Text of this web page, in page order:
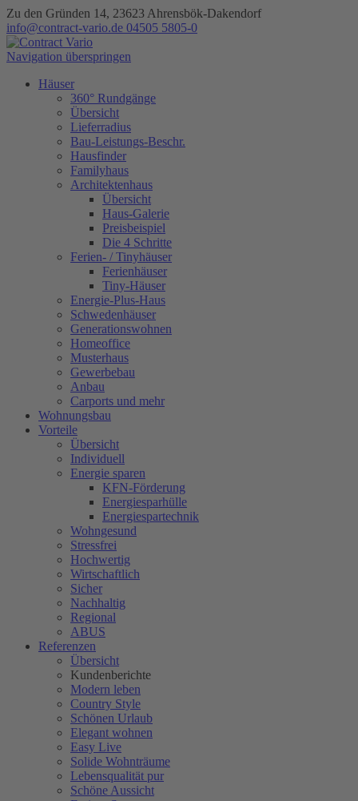
Zu den Gründen 14, 23623 Ahrensbök-Dakendorf
info@contract-vario.de 04505 5805-0
Navigation überspringen
Häuser
360° Rundgänge
Übersicht
Lieferradius
Bau-Leistungs-Beschr.
Hausfinder
Familyhaus
Architektenhaus
Übersicht
Haus-Galerie
Preisbeispiel
Die 4 Schritte
Ferien- / Tinyhäuser
Ferienhäuser
Tiny-Häuser
Energie-Plus-Haus
Schwedenhäuser
Generationswohnen
Homeoffice
Musterhaus
Gewerbebau
Anbau
Carports und mehr
Wohnungsbau
Vorteile
Übersicht
Individuell
Energie sparen
KFN-Förderung
Energiesparhülle
Energiespartechnik
Wohngesund
Stressfrei
Hochwertig
Wirtschaftlich
Sicher
Nachhaltig
Regional
ABUS
Referenzen
Übersicht
Kundenberichte
Modern leben
Country Style
Schönen Urlaub
Elegant wohnen
Easy Live
Solide Wohnträume
Lebensqualität pur
Schöne Aussicht